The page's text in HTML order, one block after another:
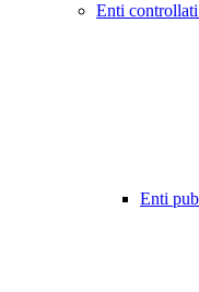
Enti controllati
Enti